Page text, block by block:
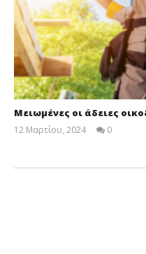
Μειωμένες οι άδειες
12 Μαρτίου, 2024
0